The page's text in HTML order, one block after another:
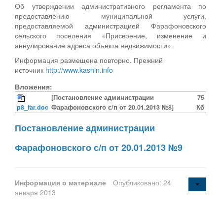
Об утверждении административного регламента по
предоставлению муниципальной услуги,
предоставляемой администрацией Фарафоновского
сельского поселения «Присвоение, изменение и
аннулирование адреса объекта недвижимости»
Информация размещена повторно. Прежний
источник http://www.kashin.info
Вложения:
p8_far.doc
[Постановление администрации
Фарафоновского с/п от 20.01.2013 №8]
75
Кб
Постановление администрации
Фарафоновского с/п от 20.01.2013 №9
Информация о материале
Опубликовано: 24
января 2013